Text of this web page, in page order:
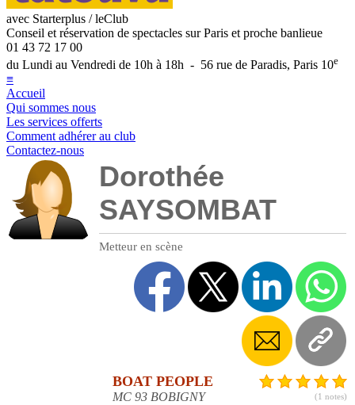
avec Starterplus / leClub
Conseil et réservation de spectacles sur Paris et proche banlieue
01 43 72 17 00
du Lundi au Vendredi de 10h à 18h - 56 rue de Paradis, Paris 10e
≡
Accueil
Qui sommes nous
Les services offerts
Comment adhérer au club
Contactez-nous
Dorothée
SAYSOMBAT
Metteur en scène
(1 notes)
BOAT PEOPLE
MC 93 BOBIGNY